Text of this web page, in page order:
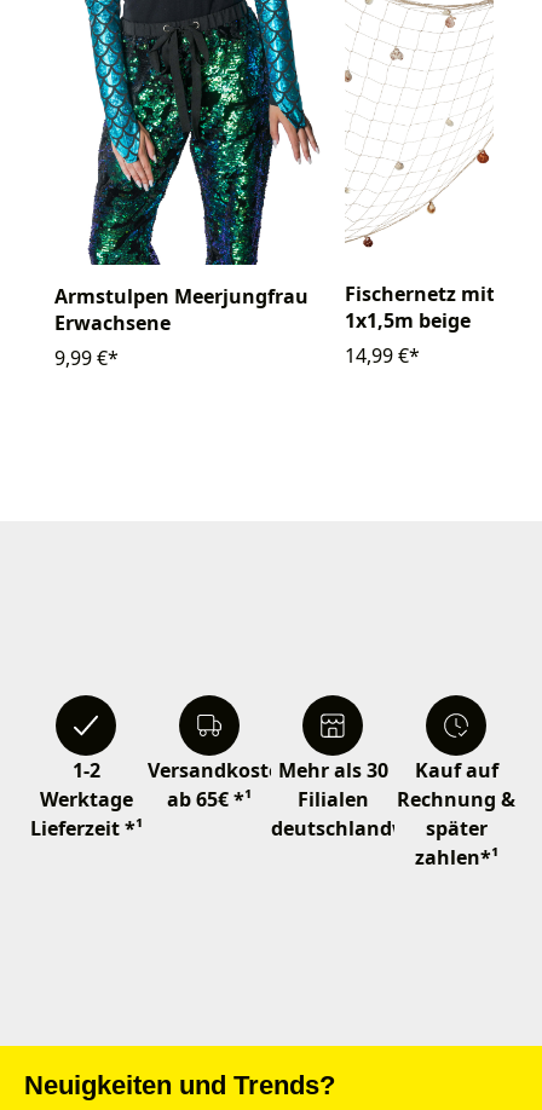
Armstulpen Meerjungfrau
Erwachsene
9,99 €*
Fischernetz mit
1x1,5m beige
14,99 €*
1-2
Werktage
Lieferzeit *¹
Versandkostenfrei
ab 65€ *¹
Mehr als 30
Filialen
deutschlandweit
Kauf auf
Rechnung &
später
zahlen*¹
Neuigkeiten und Trends?